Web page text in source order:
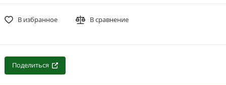
В избранное В сравнение
Поделиться